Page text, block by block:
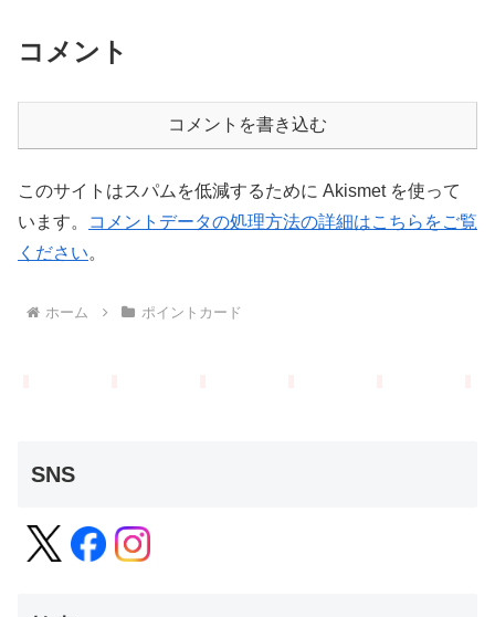
コメント
コメントを書き込む
このサイトはスパムを低減するために Akismet を使って
います。
コメントデータの処理方法の詳細はこちらをご覧
ください。
ホーム ポイントカード
SNS